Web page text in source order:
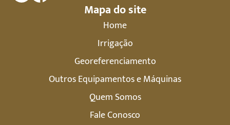
Mapa do site
Home
Irrigação
Georeferenciamento
Outros Equipamentos e Máquinas
Quem Somos
Fale Conosco